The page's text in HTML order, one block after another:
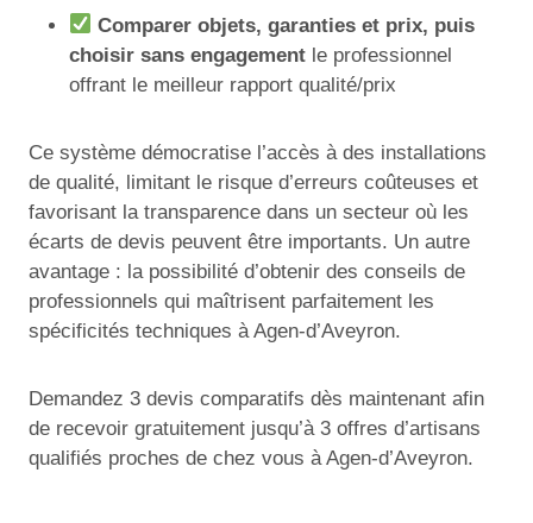
Comparer objets, garanties et prix, puis
choisir sans engagement le professionnel
offrant le meilleur rapport qualité/prix
Ce système démocratise l’accès à des installations
de qualité, limitant le risque d’erreurs coûteuses et
favorisant la transparence dans un secteur où les
écarts de devis peuvent être importants. Un autre
avantage : la possibilité d’obtenir des conseils de
professionnels qui maîtrisent parfaitement les
spécificités techniques à Agen-d’Aveyron.
Demandez 3 devis comparatifs dès maintenant afin
de recevoir gratuitement jusqu’à 3 offres d’artisans
qualifiés proches de chez vous à Agen-d’Aveyron.